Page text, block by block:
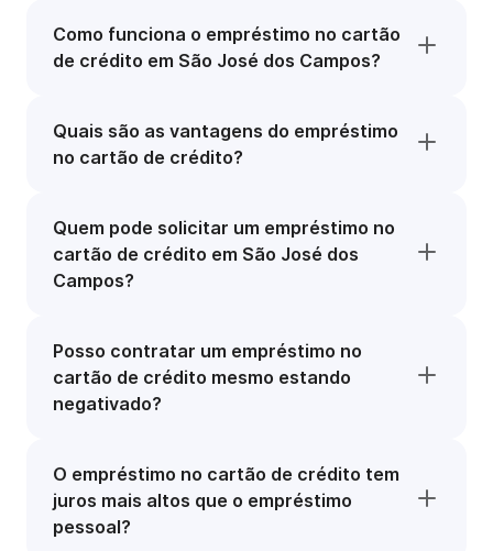
Como funciona o empréstimo no cartão
de crédito em São José dos Campos?
Quais são as vantagens do empréstimo
no cartão de crédito?
Quem pode solicitar um empréstimo no
cartão de crédito em São José dos
Campos?
Posso contratar um empréstimo no
cartão de crédito mesmo estando
negativado?
O empréstimo no cartão de crédito tem
juros mais altos que o empréstimo
pessoal?